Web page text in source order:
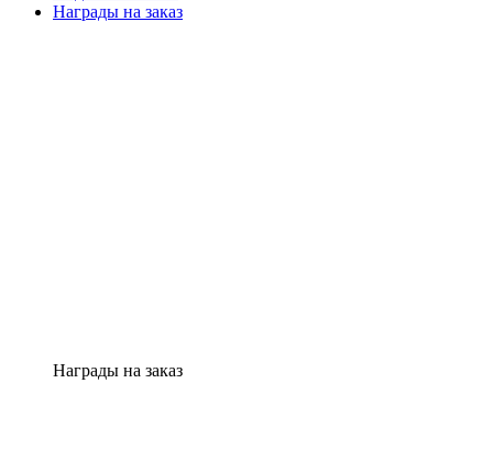
Награды на заказ
Награды на заказ